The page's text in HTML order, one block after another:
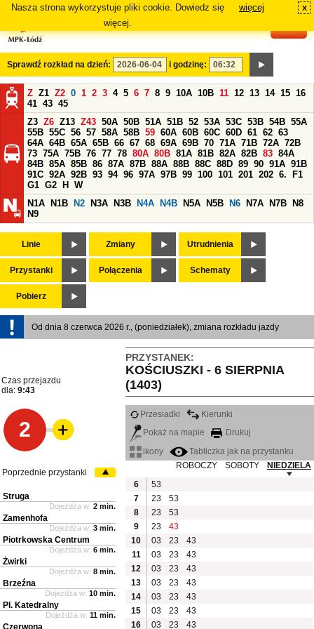
Nasza strona wykorzystuje pliki cookie. Dowiedz się
więcej.
więcej x
Sprawdź rozkład na dzień: i godzinę:
Z Z1 Z2 0 1 2 3 4 5 6 7 8 9 10A 10B 11 12 13 14 15 16
41 43 45
Z3 Z6 Z13 Z43 50A 50B 51A 51B 52 53A 53C 53B 54B 55A
55B 55C 56 57 58A 58B 59 60A 60B 60C 60D 61 62 63
64A 64B 65A 65B 66 67 68 69A 69B 70 71A 71B 72A 72B
73 75A 75B 76 77 78 80A 80B 81A 81B 82A 82B 83 84A
84B 85A 85B 86 87A 87B 88A 88B 88C 88D 89 90 91A 91B
91C 92A 92B 93 94 96 97A 97B 99 100 101 201 202 6.
F1
G1 G2 H
W
N1A
N1B N2 N3A N3B N4A N4B N5A N5B N6 N7A N7B
N8
N9
Linie Zmiany Utrudnienia
Przystanki Połączenia Schematy
Pobierz
Od dnia 8 czerwca 2026 r., (poniedziałek), zmiana rozkładu jazdy
PRZYSTANEK:
KOŚCIUSZKI - 6 SIERPNIA
(1403)
Czas przejazdu
dla: 9:43
2
Przesiadki
Kierunki
Pokaż na mapie
Drukuj
ikony
Tabliczka jak na przystanku
ROBOCZY
SOBOTY
NIEDZIELA
6
53
7
23
53
8
23
53
9
23
43
10
03 23
43
11
03 23
43
12
03 23
43
13
03 23
43
14
03 23
43
15
03 23
43
16
03 23 43
Poprzednie przystanki
Struga
Dojeżdża w: 2 min.
Zamenhofa
Dojeżdża w: 3 min.
Piotrkowska Centrum
Dojeżdża w: 6 min.
Żwirki
Dojeżdża w: 8 min.
Brzeźna
Dojeżdża w: 10 min.
Pl. Katedralny
Dojeżdża w: 11 min.
Czerwona